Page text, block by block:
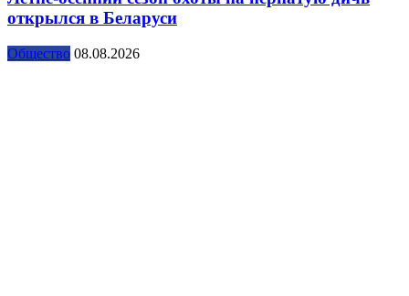
открылся в Беларуси
Общество 08.08.2026